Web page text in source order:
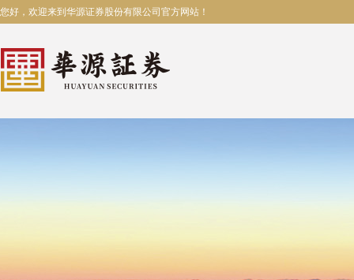
您好，欢迎来到华源证券股份有限公司官方网站！